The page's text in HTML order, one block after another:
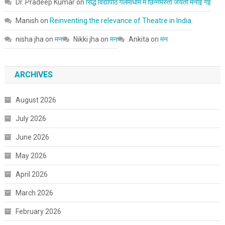
Dr. Pradeep Kumaron सिद्ध विद्यापीठ गलमाधाम में छिन्नमस्ता जयंती मनाई गई
Manish on Reinventing the relevance of Theatre in India.
nisha jha on मन Nikki jha on मन Ankita on मन
ARCHIVES
August 2026
July 2026
June 2026
May 2026
April 2026
March 2026
February 2026